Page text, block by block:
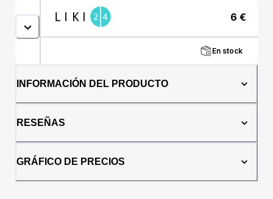
semillas de lino, proteína de guisante 6,5%,
granos de cacao, cacao en polvo 5%, aceite
2%Declaración nutricional : val. energía 2203
kJ/ 525 kcal; grasas 21 g de los cuales ácidos
los cuales azúcares 23 g; fibra 13 g; proteína
6 €
En stock
INFORMACIÓN DEL PRODUCTO
RESEÑAS
GRÁFICO DE PRECIOS